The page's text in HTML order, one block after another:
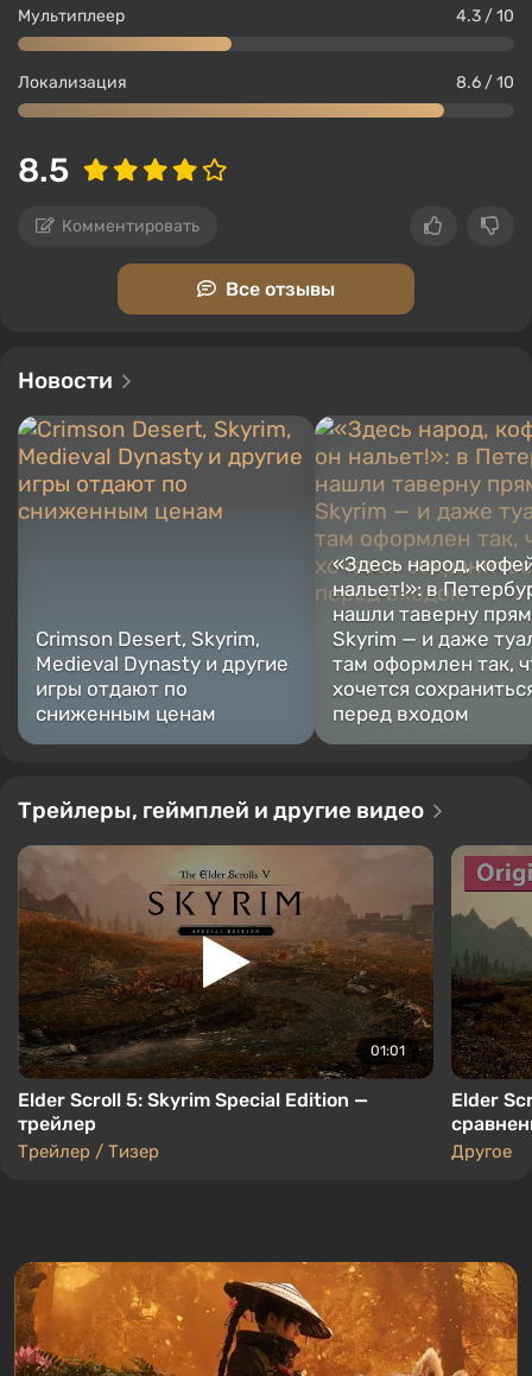
Мультиплеер 4.3 / 10
Локализация 8.6 / 10
8.5
Комментировать
Все отзывы
Новости
Crimson Desert, Skyrim,
Medieval Dynasty и другие
игры отдают по
сниженным ценам
«Здесь народ,
нальет!»: в
нашли таверну
Skyrim — и даже
там оформлен так,
хочется
перед входом
Трейлеры, геймплей и другие видео
01:01
Elder Scroll 5: Skyrim Special Edition —
трейлер
Трейлер / Тизер
Elder
Другое